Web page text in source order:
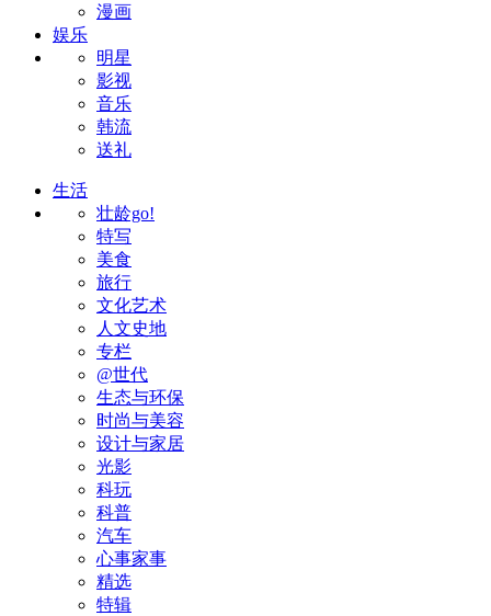
漫画
娱乐
明星
影视
音乐
韩流
送礼
生活
壮龄go!
特写
美食
旅行
文化艺术
人文史地
专栏
@世代
生态与环保
时尚与美容
设计与家居
光影
科玩
科普
汽车
心事家事
精选
特辑